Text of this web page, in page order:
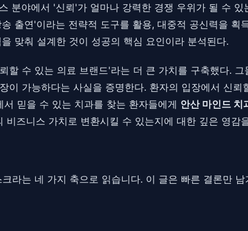
분야에서 '신뢰'가 얼마나 강력한 경쟁 우위가 될 수
출연'이라는 전략적 도구를 활용, 대중적 공신력을 획
맞춰 설계한 것이 성공의 핵심 요인이라 분석된다.
할 수 있는 의료 브랜드'라는 더 큰 가치를 구축했다.
가능하다는 사실을 증명한다. 환자의 입장에서 신
믿을 수 있는 치과를 찾는 환자들에게 안산 마인드 치
즈니스 가치로 변환시킬 수 있는지에 대한 깊은 영감
라는 네 가지 축으로 읽습니다. 이 글은 빠른 결론만